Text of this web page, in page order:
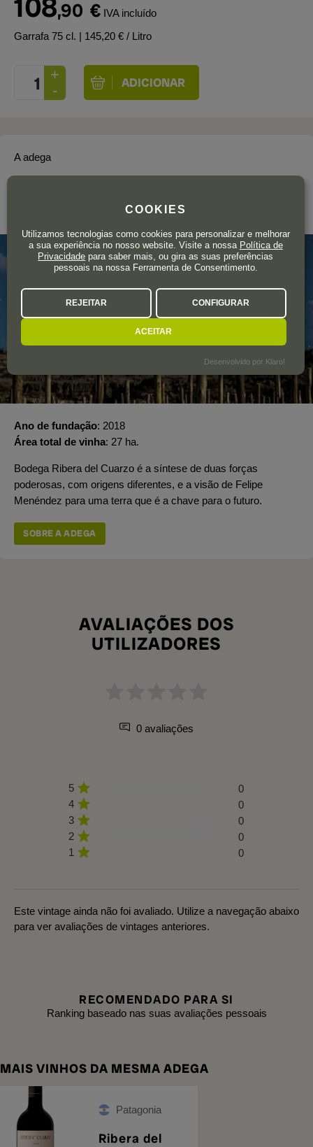
,90 € IVA incluído
Garrafa 75 cl. | 145,20 € / Litro
A adega
Ano de fundação 2018
Área total de vinha 27 ha.
Bodega Ribera del Cuarzo é a síntese de duas forças
poderosas, com origens diferentes, e a visão de Felipe
Menéndez para uma terra que é a chave para o futuro.
SOBRE A ADEGA
AVALIAÇÕES DOS
UTILIZADORES
0 avaliações
5
0
4
0
3
0
2
0
1
0
Este vintage ainda não foi avaliado. Utilize a navegação abaixo
para ver avaliações de vintages anteriores.
RECOMENDADO PARA SI
Ranking baseado nas suas avaliações pessoais
MAIS VINHOS DA MESMA ADEGA
Patagonia
Ribera del
COOKIES
Utilizamos tecnologias como cookies para personalizar e melhorar
a sua experiência no nosso website. Visite a nossa Política de
Privacidade para saber mais, ou gira as suas preferências
pessoais na nossa Ferramenta de Consentimento.
REJEITAR CONFIGURAR
ACEITAR
Desenvolvido por Klaro!